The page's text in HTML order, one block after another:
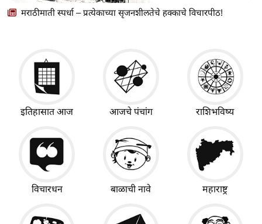
मराठीमाती स्पर्धा – प्रत्येकाच्या सृजनशीलतेचे हक्काचे विचारपीठ!
इतिहासात आज आजचे पंचांग राशिभविष्य
विचारधन बाळाची नावे महाराष्ट्र